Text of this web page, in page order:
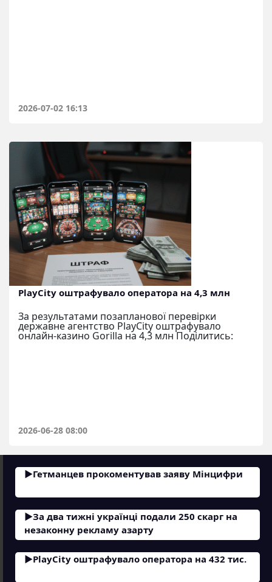
2026-07-02 16:13
PlayCity оштрафувало оператора на 4,3 млн
За результатами позапланової перевірки
державне агентство PlayCity оштрафувало
онлайн-казино Gorilla на 4,3 млн Поділитись:
2026-06-28 08:00
Гетманцев прокоментував заяву Мінцифри
За два тижні українці подали 250 скарг на
незаконну рекламу азарту
PlayCity оштрафувало оператора на 432 тис.